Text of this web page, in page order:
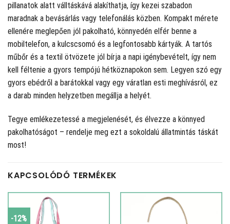
pillanatok alatt válltáskává alakíthatja, így kezei szabadon
maradnak a bevásárlás vagy telefonálás közben. Kompakt mérete
ellenére meglepően jól pakolható, könnyedén elfér benne a
mobiltelefon, a kulcscsomó és a legfontosabb kártyák. A tartós
műbőr és a textil ötvözete jól bírja a napi igénybevételt, így nem
kell féltenie a gyors tempójú hétköznapokon sem. Legyen szó egy
gyors ebédről a barátokkal vagy egy váratlan esti meghívásról, ez
a darab minden helyzetben megállja a helyét.
Tegye emlékezetessé a megjelenését, és élvezze a könnyed
pakolhatóságot – rendelje meg ezt a sokoldalú állatmintás táskát
most!
KAPCSOLÓDÓ TERMÉKEK
-12%